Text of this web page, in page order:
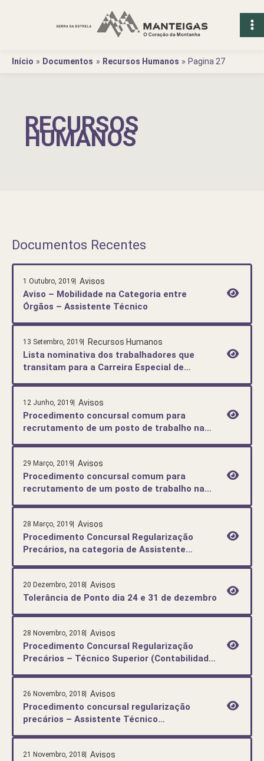
Início
Documentos Recursos Humanos Pagina 27
RECURSOS
HUMANOS
Documentos Recentes
1 Outubro, 2019 Avisos
Aviso – Mobilidade na Categoria entre
Órgãos – Assistente Técnico
13 Setembro, 2019 Recursos Humanos
Lista nominativa dos trabalhadores que
transitam para a Carreira Especial de
12 Junho, 2019 Avisos
Procedimento concursal comum para
recrutamento de um posto de trabalho na
Profissionais de Seleção
29 Março, 2019 Avisos
Procedimento concursal comum para
recrutamento de um posto de trabalho na
de Seleção – Prova de Conhecimentos
28 Março, 2019 Avisos
Procedimento Concursal Regularização
Precários, na categoria de Assistente
20 Dezembro, 2018 Avisos
Tolerância de Ponto dia 24 e 31 de dezembro
28 Novembro, 2018 Avisos
Procedimento Concursal Regularização
Precários – Técnico Superior (Contabilidade)
26 Novembro, 2018 Avisos
Procedimento concursal regularização
precários – Assistente Técnico
21 Novembro, 2018 Avisos